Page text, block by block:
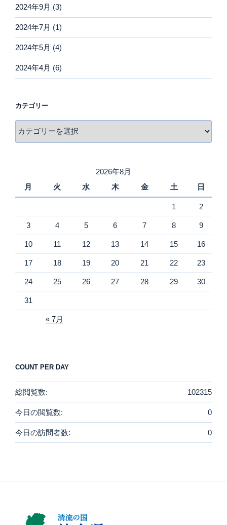
2024年9月 (3)
2024年7月 (1)
2024年5月 (4)
2024年4月 (6)
カテゴリー
テ
2026年8月
月
火 水 木 金 土 日
1 2
3 4 5 6 7 8 9
10 11 12 13 14 15 16
17 18 19 20 21 22 23
24 25 26 27 28 29 30
31
« 7月
COUNT PER DAY
102315
総閲覧数:
0
今日の閲覧数:
0
今日の訪問者数: